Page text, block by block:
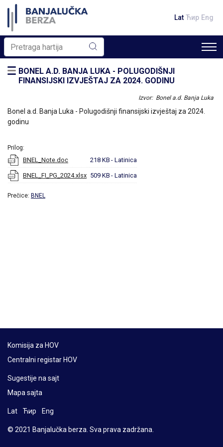
Lat Ћир Eng
BONEL A.D. BANJA LUKA - POLUGODIŠNJI
FINANSIJSKI IZVJEŠTAJ ZA 2024. GODINU
Izvor: Bonel a.d. Banja Luka
Bonel a.d. Banja Luka - Polugodišnji finansijski izvještaj za 2024.
godinu
Prilog:
BNEL_Note.doc 218 KB - Latinica
BNEL_FI_PG_2024.xlsx 509 KB - Latinica
Prečice: BNEL
Komisija za HOV
Centralni registar HOV
Sugestije na sajt
Mapa sajta
Lat Ћир Eng
© 2021 Banjalučka berza. Sva prava zadržana.